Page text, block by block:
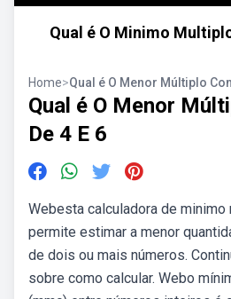
Qual é O Minimo
Home>Qual é O Menor Múltiplo
Qual é O Menor
De 4 E 6
Webesta calculadora de
permite estimar a menor
de dois ou mais números.
sobre como calcular. Webo